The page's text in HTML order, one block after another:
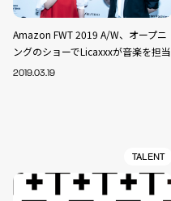
Amazon FWT 2019 A/W、オープニ
ングのショーでLicaxxxが音楽を担当
2019.03.19
TALENT